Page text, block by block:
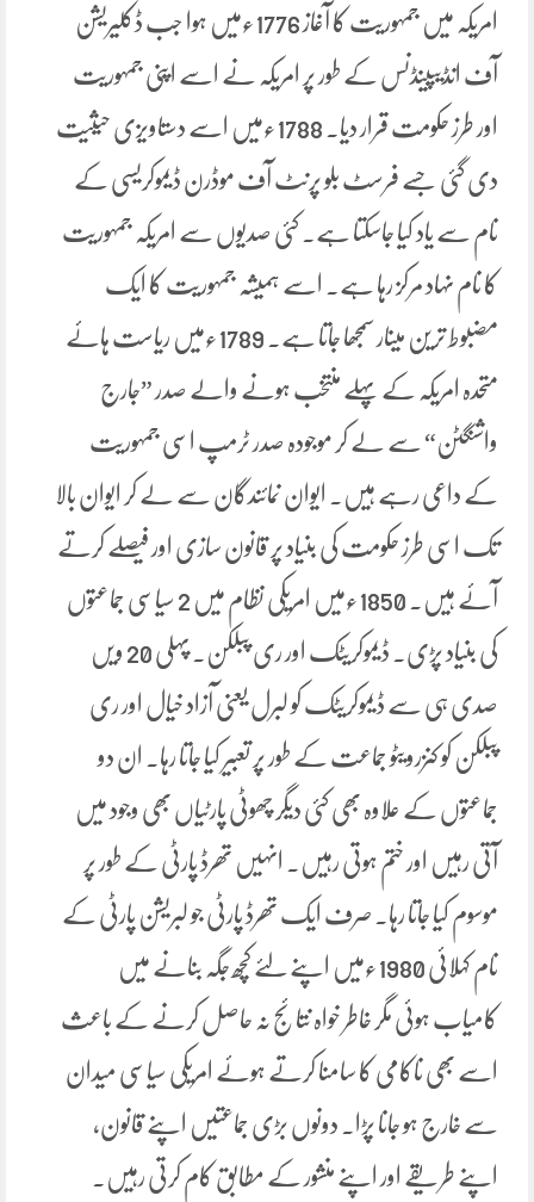
امریکہ میں جمہوریت کا آغاز 1776ءمیں ہوا جب ڈکلیریشن
آف انڈیپینڈنس کے طور پر امریکہ نے اسے اپنی جمہوریت
اور طرز حکومت قرار دیا۔ 1788ءمیں اسے دستاویزی حیثیت
دی گئی جسے فرسٹ بلو پرنٹ آف موڈرن ڈیموکریسی کے
نام سے یاد کیا جاسکتا ہے۔ کئی صدیوں سے امریکہ جمہوریت
کا نام نہاد مرکز رہا ہے۔ اسے ہمیشہ جمہوریت کا ایک
مضبوط ترین مینار سمجھا جاتا ہے۔ 1789ءمیں ریاست ہائے
متحدہ امریکہ کے پہلے منتخب ہونے والے صدر ”جارج
واشنگٹن“ سے لے کر موجودہ صدر ٹرمپ اسی جمہوریت
کے داعی رہے ہیں۔ ایوان نمائندگان سے لے کر ایوان بالا
تک اسی طرز حکومت کی بنیاد پر قانون سازی اور فیصلے کرتے
آئے ہیں۔ 1850ءمیں امریکی نظام میں 2 سیاسی جماعتوں
کی بنیاد پڑی۔ ڈیموکریٹک اور ری پبلکن۔ پہلی 20 ویں
صدی ہی سے ڈیموکریٹک کو لبرل یعنی آزاد خیال اور ری
پبلکن کو کنزرویٹو جماعت کے طور پر تعبیر کیا جاتا رہا۔ ان دو
جماعتوں کے علاوہ بھی کئی دیگر چھوٹی پارٹیاں بھی وجود میں
آتی رہیں اور ختم ہوتی رہیں۔ انہیں تھرڈ پارٹی کے طور پر
موسوم کیا جاتا رہا۔ صرف ایک تھرڈ پارٹی جو لبریشن پارٹی کے
نام کہلائی 1980ءمیں اپنے لئے کچھ جگہ بنانے میں
کامیاب ہوئی مگر خاطر خواہ نتائج نہ حاصل کرنے کے باعث
اسے بھی ناکامی کا سامنا کرتے ہوئے امریکی سیاسی میدان
سے خارج ہو جانا پڑا۔ دونوں بڑی جماعتیں اپنے قانون،
اپنے طریقے اور اپنے منشور کے مطابق کام کرتی رہیں۔